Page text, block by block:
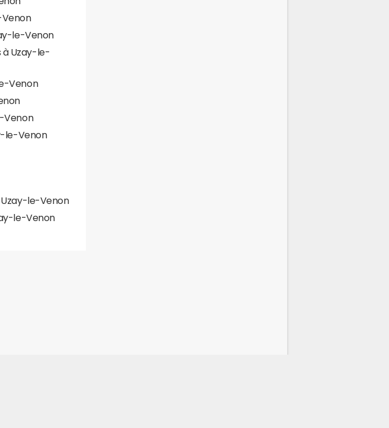
le-Venon
à Uzay-le-
Venon
Venon
le-Venon
le-Venon
le-Venon